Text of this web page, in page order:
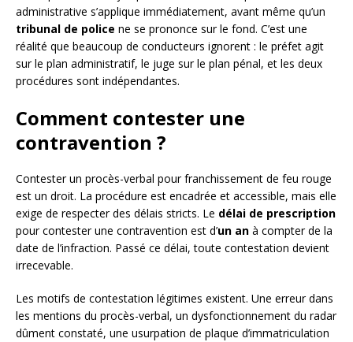
administrative s’applique immédiatement, avant même qu’un
tribunal de police ne se prononce sur le fond. C’est une
réalité que beaucoup de conducteurs ignorent : le préfet agit
sur le plan administratif, le juge sur le plan pénal, et les deux
procédures sont indépendantes.
Comment contester une
contravention ?
Contester un procès-verbal pour franchissement de feu rouge
est un droit. La procédure est encadrée et accessible, mais elle
exige de respecter des délais stricts. Le délai de prescription
pour contester une contravention est d’un an à compter de la
date de l’infraction. Passé ce délai, toute contestation devient
irrecevable.
Les motifs de contestation légitimes existent. Une erreur dans
les mentions du procès-verbal, un dysfonctionnement du radar
dûment constaté, une usurpation de plaque d’immatriculation